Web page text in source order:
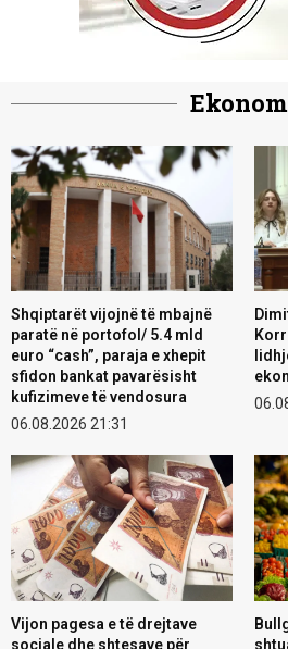
Shqiptarët vijojnë të mbajnë
paratë në portofol/ 5.4 mld
euro “cash”, paraja e xhepit
sfidon bankat pavarësisht
kufizimeve të vendosura
06.08.2026 21:31
Vijon pagesa e të drejtave
sociale dhe shtesave për